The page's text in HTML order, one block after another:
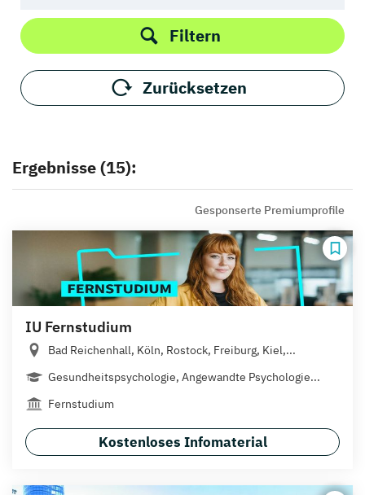
Filtern
Zurücksetzen
Ergebnisse (15):
Gesponserte Premiumprofile
IU Fernstudium
Bad Reichenhall, Köln, Rostock, Freiburg, Kiel,...
Gesundheitspsychologie, Angewandte Psychologie...
Fernstudium
Kostenloses Infomaterial